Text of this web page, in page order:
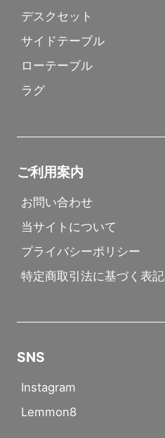
デスクセット
サイドテーブル
ローテーブル
ラグ
ご利用案内
お問い合わせ
当サイトについて
プライバシーポリシー
特定商取引法に基づく表記
SNS
Instagram
Lemmon8